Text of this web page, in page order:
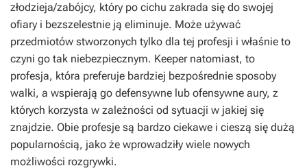
złodzieja/zabójcy, który po cichu zakrada się do swojej
ofiary i bezszelestnie ją eliminuje. Może używać
przedmiotów stworzonych tylko dla tej profesji i właśnie to
czyni go tak niebezpiecznym. Keeper natomiast, to
profesja, która preferuje bardziej bezpośrednie sposoby
walki, a wspierają go defensywne lub ofensywne aury, z
których korzysta w zależności od sytuacji w jakiej się
znajdzie. Obie profesje są bardzo ciekawe i cieszą się dużą
popularnością, jako że wprowadziły wiele nowych
możliwości rozgrywki.